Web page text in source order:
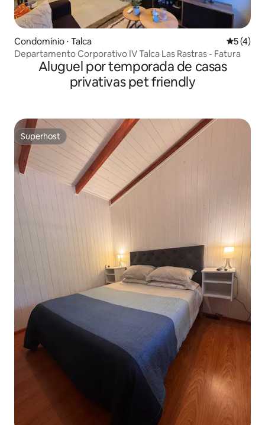
Condomínio ⋅ Talca 5 de
5 (4)
Departamento Corporativo IV Talca Las Rastras - Fatura
Aluguel por temporada de casas
privativas pet friendly
Superhost
Superhost